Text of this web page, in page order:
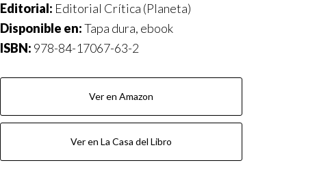
Editorial: Editorial Crítica (Planeta)
Disponible en:Tapa dura, ebook
ISBN: 978-84-17067-63-2
Ver en Amazon
Ver en La Casa del Libro